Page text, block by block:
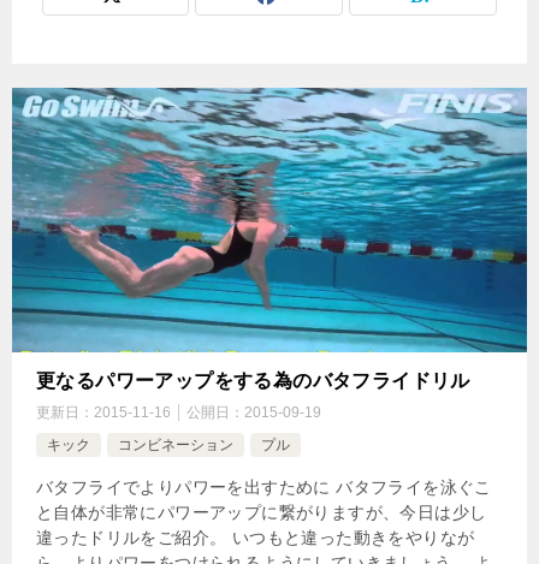
更なるパワーアップをする為のバタフライドリル
更新日： 2015-11-16 公開日： 2015-09-19
キック
コンビネーション プル
バタフライでよりパワーを出すために バタフライを泳ぐこ
と自体が非常にパワーアップに繋がりますが、今日は少し
違ったドリルをご紹介。 いつもと違った動きをやりなが